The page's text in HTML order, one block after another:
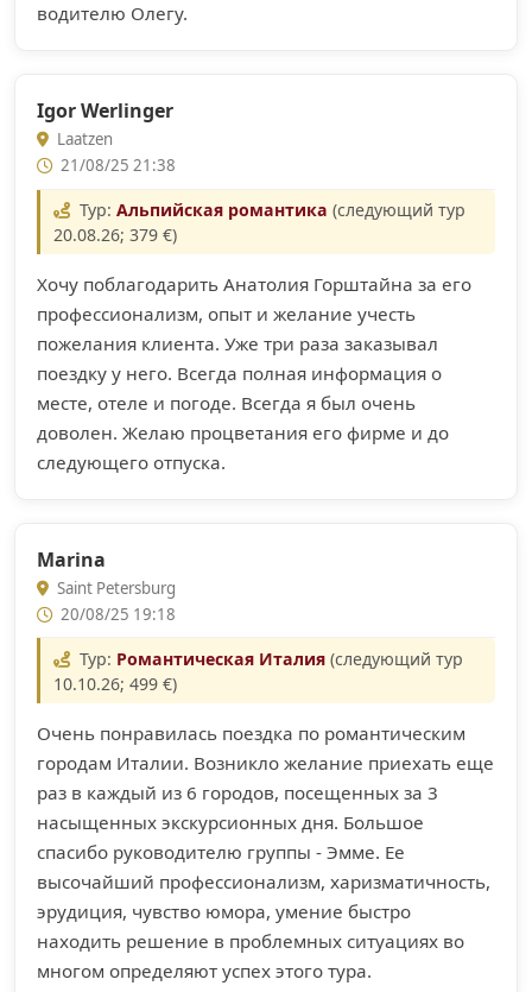
водителю Олегу.
Igor Werlinger
Laatzen
21/08/25 21:38
Тур: Альпийская романтика (следующий тур
20.08.26; 379 €)
Хочу поблагодарить Анатолия Горштайна за его
профессионализм, опыт и желание учесть
пожелания клиента. Уже три раза заказывал
поездку у него. Всегда полная информация о
месте, отеле и погоде. Всегда я был очень
доволен. Желаю процветания его фирме и до
следующего отпуска.
Marina
Saint Petersburg
20/08/25 19:18
Тур: Романтическая Италия(следующий тур
10.10.26; 499 €)
Очень понравилась поездка по романтическим
городам Италии. Возникло желание приехать еще
раз в каждый из 6 городов, посещенных за 3
насыщенных экскурсионных дня. Большое
спасибо руководителю группы - Эмме. Ее
высочайший профессионализм, харизматичность,
эрудиция, чувство юмора, умение быстро
находить решение в проблемных ситуациях во
многом определяют успех этого тура.